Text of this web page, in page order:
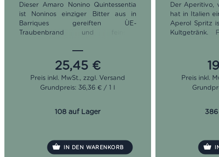
Dieser Amaro Nonino Quintessentia
ist Noninos einziger Bitter aus in
Barriques gereiften ÙE-
Traubenbrand und feinsten
offenbaren sich verspielte Aromen
wie Orangenzeste, Menthol, Thymian,
Nuancen von Mango und
Bittermandel. Im Trunk ist der Amaro
typisch bittersüß, elegant und
cl Amaro Nonino Quintessentia in ein
1,5 cl Prosecco sowie eine
garnierende Orangenscheibe dazu.
25,45 €
Grundpreis: 36,36 € / 1 l
108 auf Lager
IN DEN WARENKORB
Der Aperitivo,
hat in Italien
Aperol Spritz
Kultgetränk.
mit Eis und
Prosecco,
einen